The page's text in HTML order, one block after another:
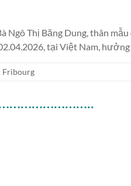
Thị Băng Dung, thân mẫu
tại Việt Nam,
Fribourg